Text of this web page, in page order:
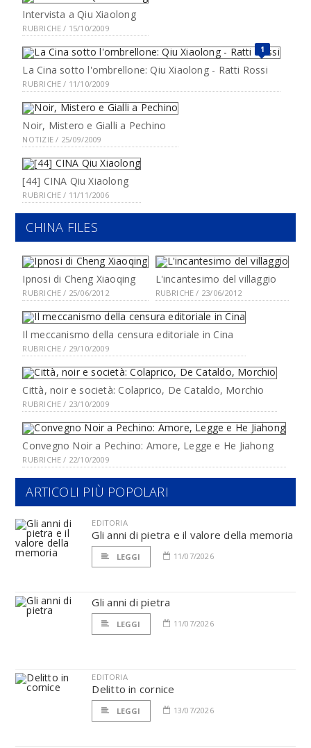
Intervista a Qiu Xiaolong
RUBRICHE / 15/10/2009
1
La Cina sotto l'ombrellone: Qiu Xiaolong - Ratti Rossi
RUBRICHE / 11/10/2009
Noir, Mistero e Gialli a Pechino
NOTIZIE / 25/09/2009
[44] CINA Qiu Xiaolong
RUBRICHE / 11/11/2006
CHINA FILES
Ipnosi di Cheng Xiaoqing
RUBRICHE / 25/06/2012
L'incantesimo del villaggio
RUBRICHE / 23/06/2012
Il meccanismo della censura editoriale in Cina
RUBRICHE / 29/10/2009
Città, noir e società: Colaprico, De Cataldo, Morchio
RUBRICHE / 23/10/2009
Convegno Noir a Pechino: Amore, Legge e He Jiahong
RUBRICHE / 22/10/2009
ARTICOLI PIÙ POPOLARI
EDITORIA
Gli anni di pietra e il valore della memoria
LEGGI 11/07/2026
Gli anni di pietra
LEGGI 11/07/2026
EDITORIA
Delitto in cornice
LEGGI 13/07/2026